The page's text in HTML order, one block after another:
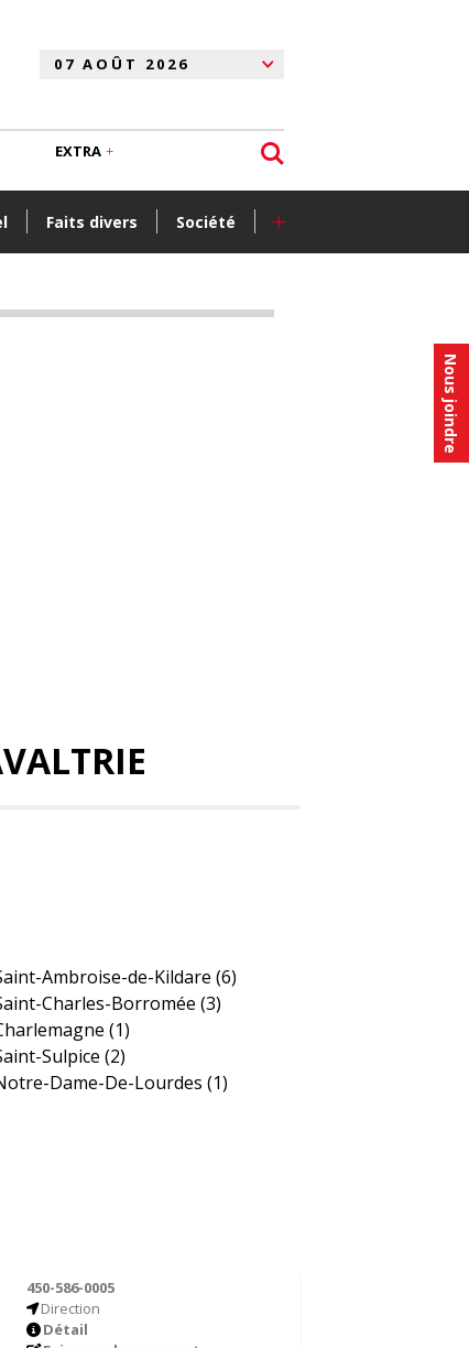
Nous joindre
Faits divers Société +
EXTRA
Ambroise-de-Kildare (6)
Charles-Borromée (3)
(1)
Sulpice (2)
Dame-De-Lourdes (1)
450-586-0005
Direction
Détail